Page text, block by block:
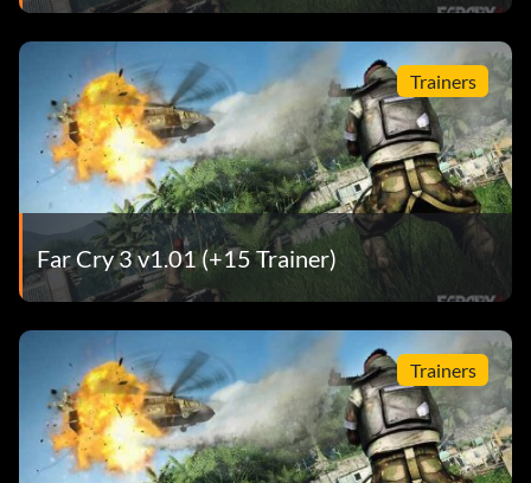
Trainers
Far Cry 3 v1.01 (+15 Trainer)
Trainers